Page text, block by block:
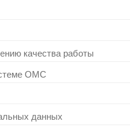
качества работы
ОМС
данных